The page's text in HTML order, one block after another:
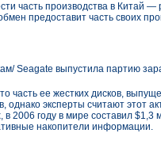
часть производства в Китай
предоставит часть своих
Seagate выпустила партию
часть ее жестких дисков,
однако эксперты считают этот
2006 году в мире составил
накопители информации.